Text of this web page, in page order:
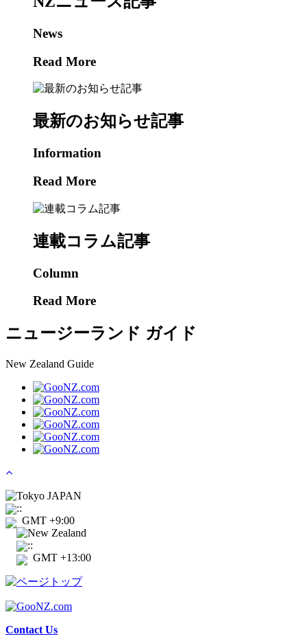
News
Read More
最新のお知らせ記事
Information
Read More
連載コラム記事
Column
Read More
ニュージーランド ガイド
New Zealand Guide
Tokyo JAPAN
::
GMT +9:00
New Zealand
::
GMT +13:00
Contact Us